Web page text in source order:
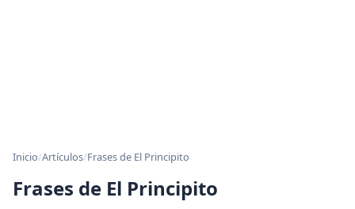
Inicio/Artículos/Frases de El Principito
Frases de El Principito